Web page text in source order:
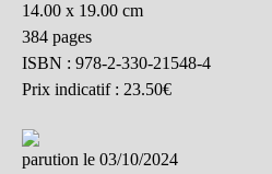
14.00 x 19.00 cm
384 pages
ISBN : 978-2-330-21548-4
Prix indicatif : 23.50€
parution le 03/10/2024